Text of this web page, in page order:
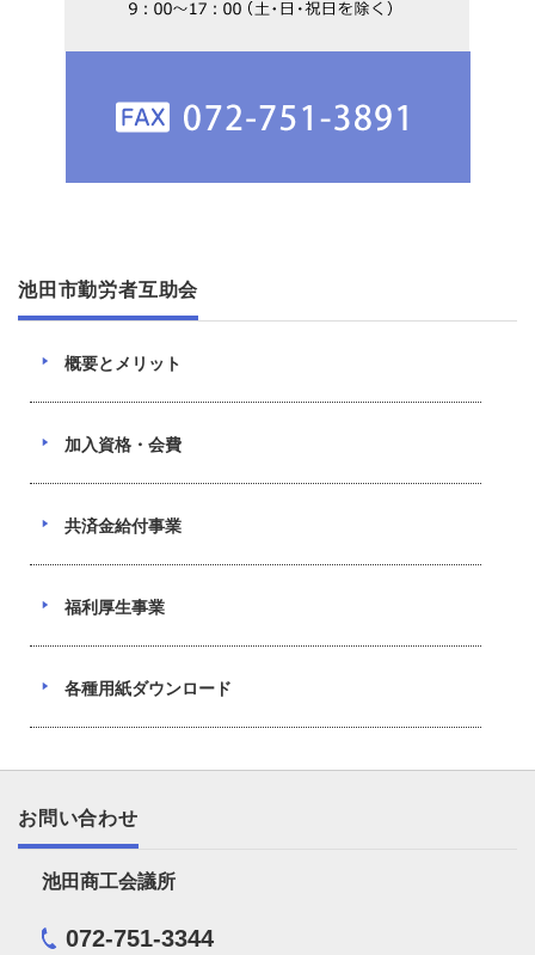
池田市勤労者互助会
概要とメリット
加入資格・会費
共済金給付事業
福利厚生事業
各種用紙ダウンロード
お問い合わせ
池田商工会議所
072-751-3344